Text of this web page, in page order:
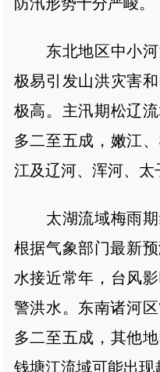
东北地区中小河
极易引发山洪灾害
极高。主汛期松辽
多二至五成，嫩江
江及辽河、浑河、太
太湖流域梅雨期
根据气象部门最新
水接近常年，台风
警洪水。东南诸河
多二至五成，其他
钱塘江流域可能出现